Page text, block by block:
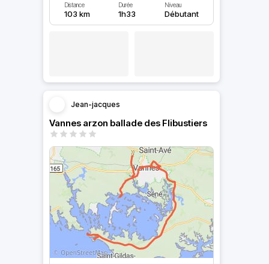
Distance
103 km
Durée
1h33
Niveau
Débutant
Jean-jacques
Vannes arzon ballade des Flibustiers